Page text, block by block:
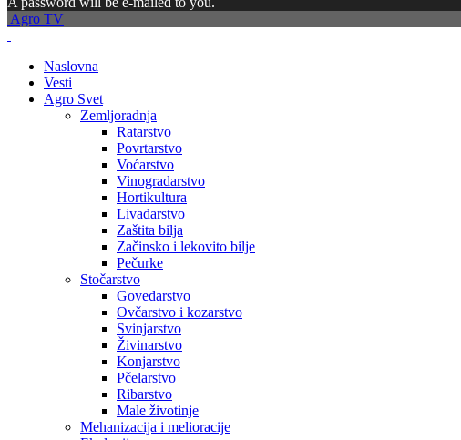
Agro TV
Naslovna
Vesti
Agro Svet
Zemljoradnja
Ratarstvo
Povrtarstvo
Voćarstvo
Vinogradarstvo
Hortikultura
Livadarstvo
Zaštita bilja
Začinsko i lekovito bilje
Pečurke
Stočarstvo
Govedarstvo
Ovčarstvo i kozarstvo
Svinjarstvo
Živinarstvo
Konjarstvo
Pčelarstvo
Ribarstvo
Male životinje
Mehanizacija i melioracije